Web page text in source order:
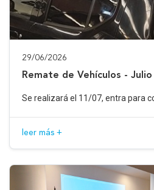
29/06/2026
Remate de Vehículos - Julio
Se realizará el 11/07, entra para
leer más +